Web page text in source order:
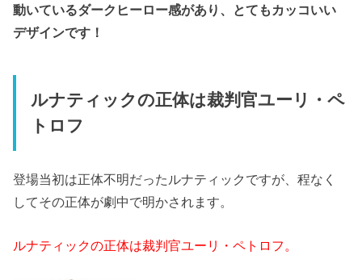
動いているダークヒーロー感があり、とてもカッコいい
デザインです！
ルナティックの正体は裁判官ユーリ・ペ
トロフ
登場当初は正体不明だったルナティックですが、程なく
してその正体が劇中で明かされます。
ルナティックの正体は裁判官ユーリ・ペトロフ。